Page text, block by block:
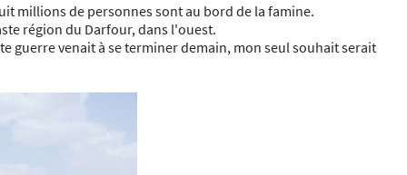
millions de personnes sont au bord de la famine.
région du Darfour, dans l'ouest.
guerre venait à se terminer demain, mon seul souhait serait